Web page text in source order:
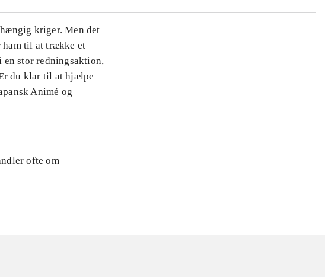
kriger. Men det
ham til at trække et
en stor redningsaktion,
du klar til at hjælpe
Animé og
ofte om